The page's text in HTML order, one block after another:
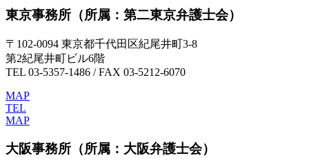
東京事務所 （所属：第二東京弁護士会）
〒102-0094 東京都千代田区紀尾井町3-8
第2紀尾井町ビル6階
TEL 03-5357-1486 / FAX 03-5212-6070
MAP
TEL
MAP
大阪事務所 （所属：大阪弁護士会）